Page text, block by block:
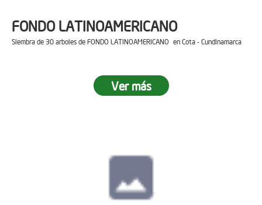
FONDO LATINOAMERICANO
Siembra de 30 arboles de FONDO LATINOAMERICANO en Cota - Cundinamarca
Ver más